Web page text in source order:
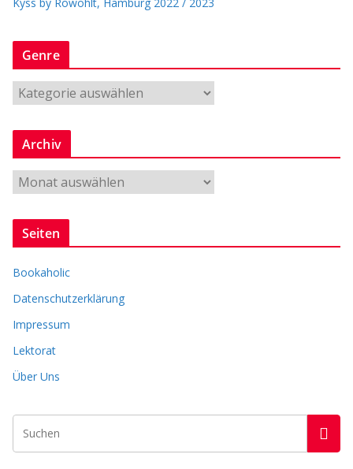
Genre
G
e
n
e
Archiv
r
c
v
Seiten
Bookaholic
Datenschutzerklärung
Impressum
Lektorat
Über Uns